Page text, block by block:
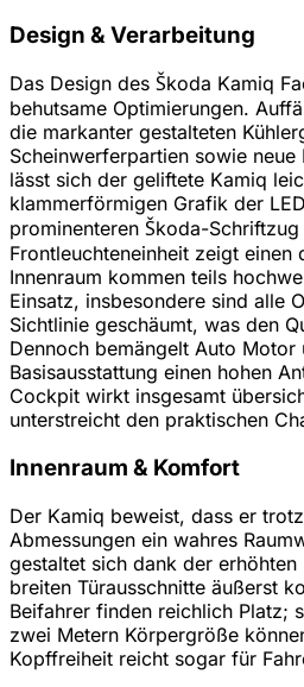
Design & Verarbeitung
Das Design des Škoda Kamiq
behutsame Optimierungen.
die markanter gestalteten
Scheinwerferpartien sowie neue
lässt sich der geliftete Kamiq
klammerförmigen Grafik der
prominenteren Škoda-
Frontleuchteneinheit zeigt einen
Innenraum kommen teils
Einsatz, insbesondere sind alle
Sichtlinie geschäumt, was den
Dennoch bemängelt Auto
Basisausstattung einen hohen
Cockpit wirkt insgesamt
unterstreicht den praktischen
Innenraum & Komfort
Der Kamiq beweist, dass er
Abmessungen ein wahres
gestaltet sich dank der
breiten Türausschnitte äußerst
Beifahrer finden reichlich Platz;
zwei Metern Körpergröße
Kopffreiheit reicht sogar für